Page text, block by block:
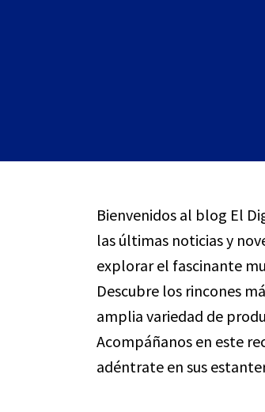
Bienvenidos al blog El
las últimas noticias y
explorar el fascinante
Descubre los rincones
amplia variedad de
Acompáñanos en este
adéntrate en sus